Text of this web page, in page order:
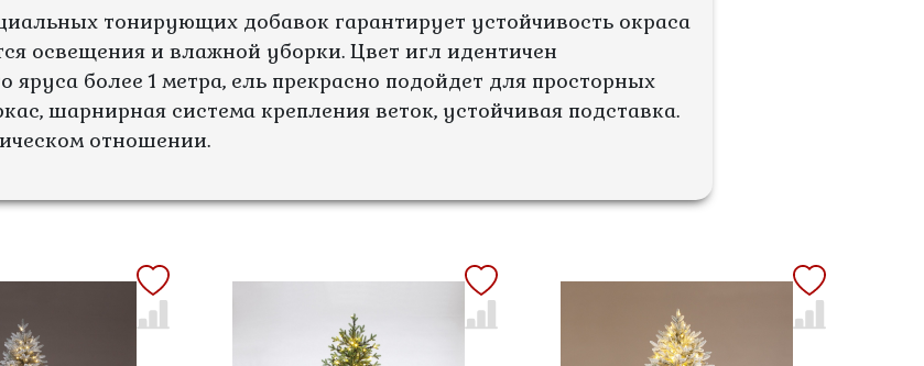
тонирующих добавок гарантирует устойчивость окраса
освещения и влажной уборки. Цвет игл идентичен
более 1 метра, ель прекрасно подойдет для просторных
шарнирная система крепления веток, устойчивая подставка.
отношении.